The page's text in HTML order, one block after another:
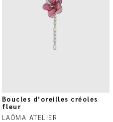
Boucles d’oreilles créoles
fleur
LAÔMA ATELIER